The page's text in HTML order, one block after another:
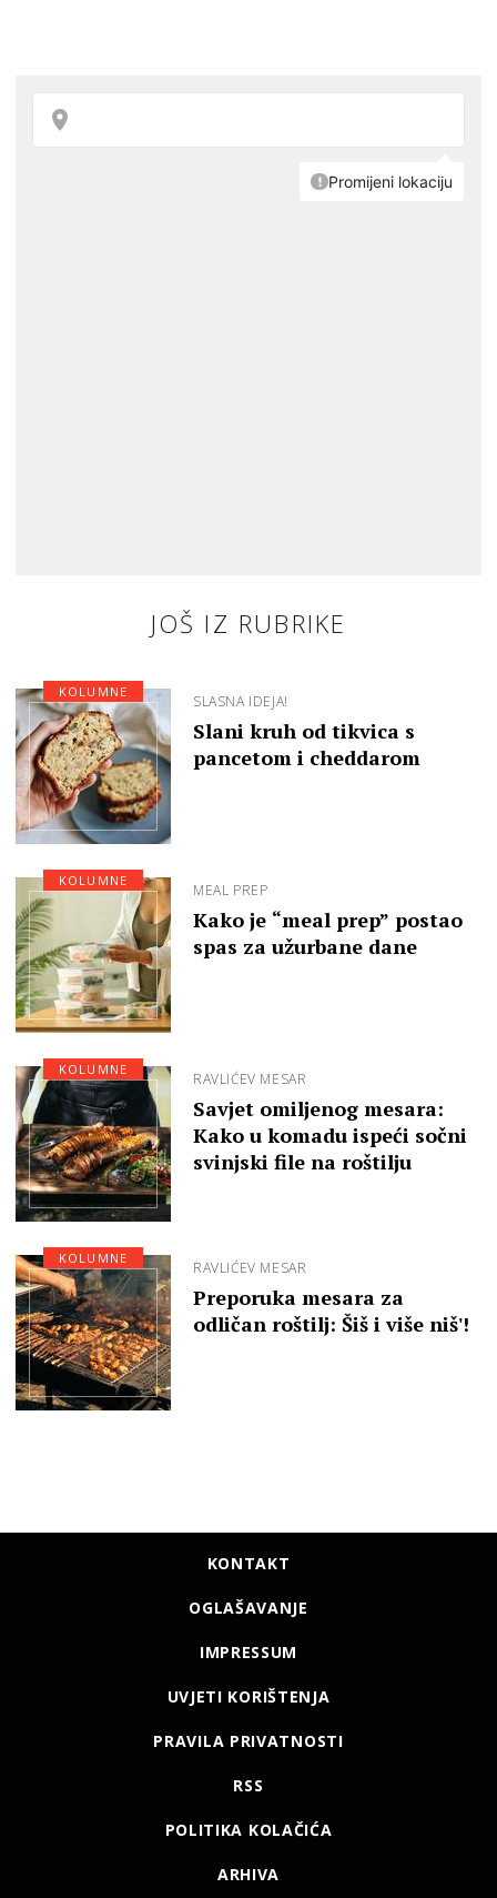
JOŠ IZ RUBRIKE
SLASNA IDEJA!
Slani kruh od tikvica s
pancetom i cheddarom
KOLUMNE
MEAL PREP
Kako je “meal prep” postao
spas za užurbane dane
KOLUMNE
RAVLIĆEV MESAR
Savjet omiljenog mesara:
Kako u komadu ispeći sočni
svinjski file na roštilju
KOLUMNE
RAVLIĆEV MESAR
Preporuka mesara za
odličan roštilj: Šiš i više niš'!
KOLUMNE
KONTAKT
OGLAŠAVANJE
IMPRESSUM
UVJETI KORIŠTENJA
PRAVILA PRIVATNOSTI
RSS
POLITIKA KOLAČIĆA
ARHIVA